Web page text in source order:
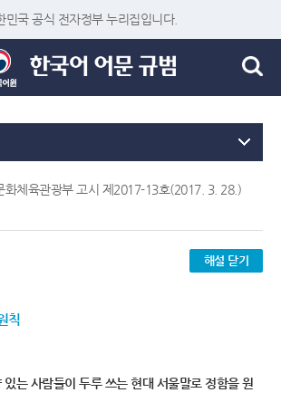
민국 공식 전자정부 누리집입니다.
화체육관광부 고시 제2017-13호(2017. 3. 28.)
해설 닫기
칙
있는 사람들이 두루 쓰는 현대 서울말로 정함을 원